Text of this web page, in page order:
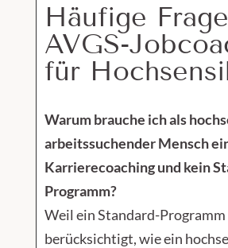
Häufige
AVGS-
für
Warum brauche ich als
arbeitssuchender Mensch
Karrierecoaching und kein
Programm?
Weil ein Standard-
berücksichtigt, wie ein